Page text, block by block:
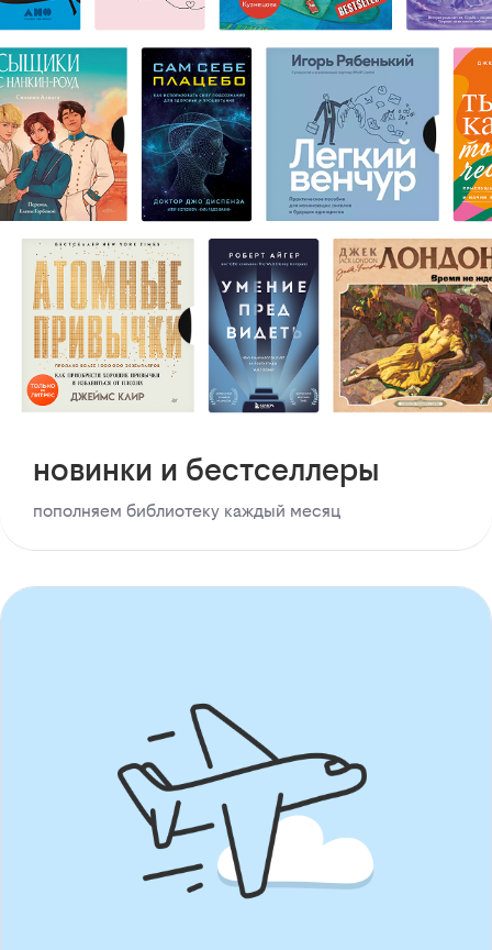
новинки и бестселлеры
пополняем библиотеку каждый месяц